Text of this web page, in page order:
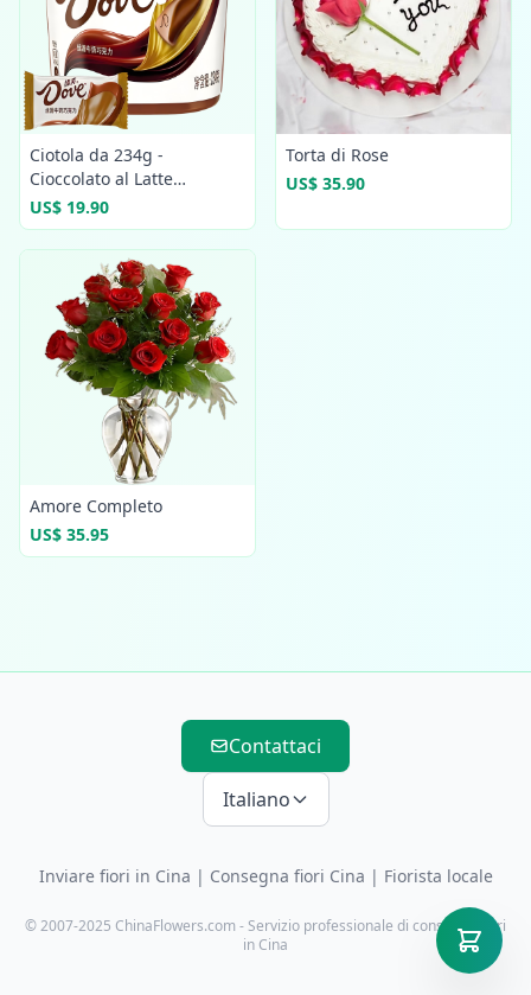
Ciotola da 234g -
Cioccolato al Latte
Confezionato
US$ 19.90
Torta di Rose
US$ 35.90
Amore Completo
US$ 35.95
Contattaci
Italiano
Inviare fiori in Cina | Consegna fiori Cina | Fiorista locale
© 2007-2025 ChinaFlowers.com - Servizio professionale di consegna fiori
in Cina